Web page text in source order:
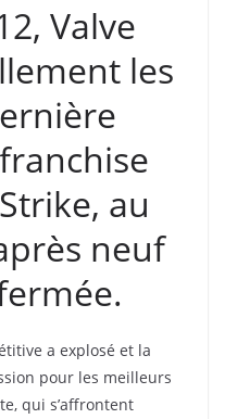
Valve
les
au
neuf
a explosé et la
pour les meilleurs
qui s’affrontent